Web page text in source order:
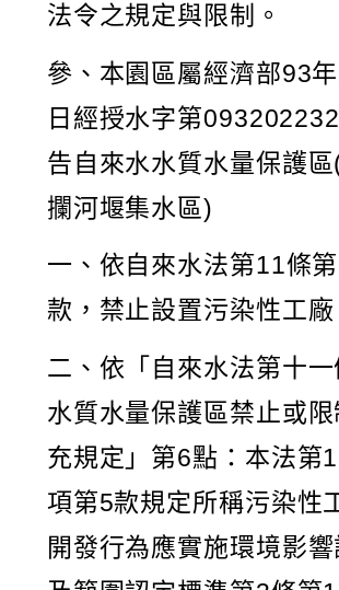
法令之規定與限制。
參、本園區屬經濟部93
日經授水字第
告自來水水質水量保護
攔河堰集水區)
一、依自來水法第11條
款，禁止設置污染性工廠
二、依「自來水法第十
水質水量保護區禁止或
充規定」第6點：本法第
項第5款規定所稱污染性
開發行為應實施環境影響